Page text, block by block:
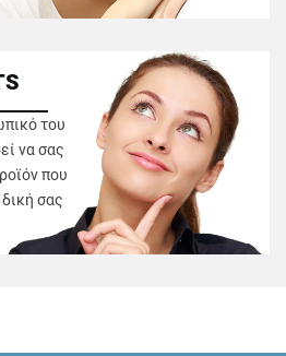
του
να σας
που
σας